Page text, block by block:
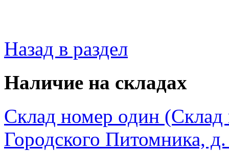
Назад в раздел
Наличие на складах
Склад номер один (Склад
Городского Питомника,